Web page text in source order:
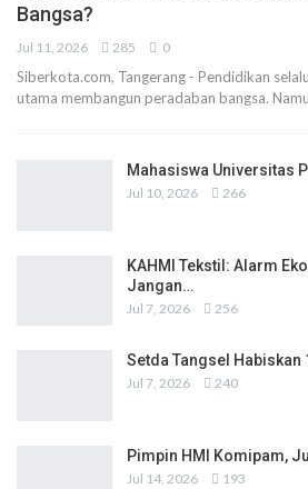
Bangsa?
Jul 11, 2026 285 0
Siberkota.com, Tangerang - Pendidikan
utama membangun peradaban bangsa.
Mahasiswa Universitas
Jul 10, 2026 266
KAHMI Tekstil: Alarm
Jangan…
Jul 7, 2026 256
Setda Tangsel Habiskan
Jul 7, 2026 240
Pimpin HMI Komipam,
Jul 14, 2026 193